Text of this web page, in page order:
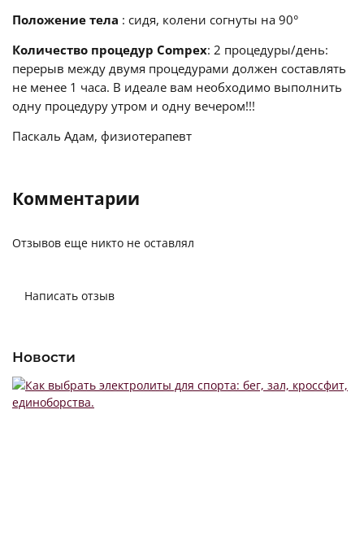
Положение тела : сидя, колени согнуты на 90°
Количество процедур Compex: 2 процедуры/день:
перерыв между двумя процедурами должен составлять
не менее 1 часа. В идеале вам необходимо выполнить
одну процедуру утром и одну вечером!!!
Паскаль Адам, физиотерапевт
Комментарии
Отзывов еще никто не оставлял
Написать отзыв
Новости